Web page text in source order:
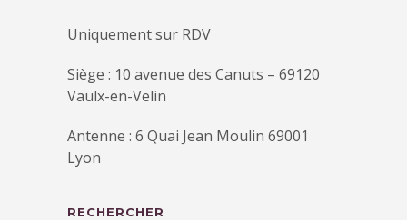
Uniquement sur RDV
Siège : 10 avenue des Canuts – 69120
Vaulx-en-Velin
Antenne : 6 Quai Jean Moulin 69001
Lyon
RECHERCHER